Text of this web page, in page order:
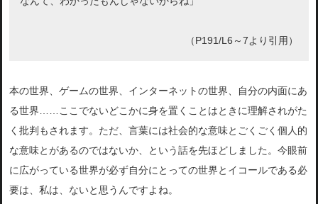
（P191/L6～7より引用）
本の世界、ゲームの世界、インターネットの世界、自分の内面にあ
る世界……ここでないどこかに身を置くことはときに理解されがた
く批判もされます。ただ、言葉には社会的な意味とごくごく個人的
な意味とがあるのではないか、という話を先ほどしました。今眼前
に広がっている世界が必ず自分にとっての世界とイコールである必
要は、私は、ないと思うんですよね。